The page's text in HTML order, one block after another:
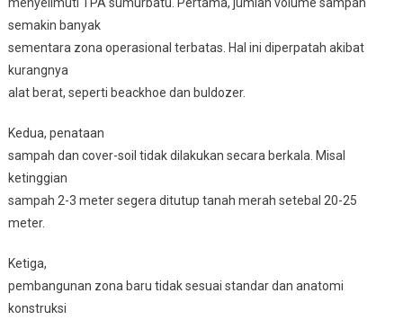
menyelimuti TPA sumurbatu. Pertama, jumlah volume sampah
semakin banyak
sementara zona operasional terbatas. Hal ini diperpatah akibat
kurangnya
alat berat, seperti beackhoe dan buldozer.
Kedua, penataan
sampah dan cover-soil tidak dilakukan secara berkala. Misal
ketinggian
sampah 2-3 meter segera ditutup tanah merah setebal 20-25
meter.
Ketiga,
pembangunan zona baru tidak sesuai standar dan anatomi
konstruksi